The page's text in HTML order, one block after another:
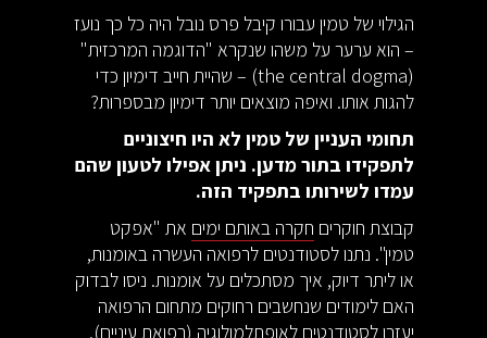
הגילוי של טמין עבורו קיבל פרס נובל היה כל כך נועז
– הוא ערער על משהו שנקרא "הדוגמה המרכזית"
(the central dogma) – שהיית חייב דימיון כדי
להגות אותו. ואיפה מוצאים יותר דימיון מבספרות?
תחומי העניין של טמין לא היו חיצוניים
לתפקידו בתור מדען. ניתן אפילו לטעון שהם
עמדו לשירותו בתפקיד הזה.
קבוצת חוקרים חקרה באותם ימים את "אפקט
טמין". נתנו לסטודנטים לרפואה העשרה באומנות,
או ליתר דיוק, איך מסתכלים על אומנות. ניסו לבדוק
האם לימודים שנחשבים רחוקים מתחום הרפואה
יעזרו לסטודנטים לאופתלמולוגיה (רפואת עיניים).